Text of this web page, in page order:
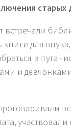
старых
встречали
книги для
в
и